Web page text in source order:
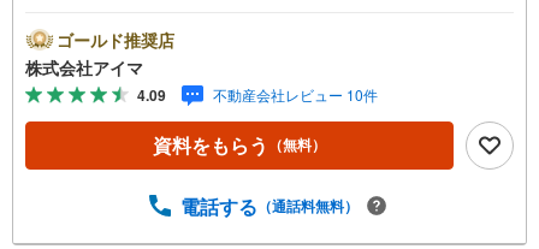
画」から「物件選び」まで全力でバックアップいたしま
す。＼株式会社アイマが選ばれる2大サポート/【プロ目線
のローンの提案力】大手ネット銀行をはじめ多数の金融機
関と提携。お借入期間「最長50年」のプランや今注目の低
金利プランなど、購入後の生活にゆとりを持たせるための
最適な資金計画をご提案します。【フットワーク軽い安心
いて移動が大変」という方も大歓迎。平日・夜間の現地案
ゴールド推奨店
株式会社アイマ
4.09 不動産会社レビュー 10件
資料をもらう （無料）
電話する （通話料無料）